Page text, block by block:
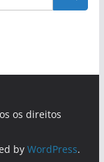
os direitos
by WordPress.